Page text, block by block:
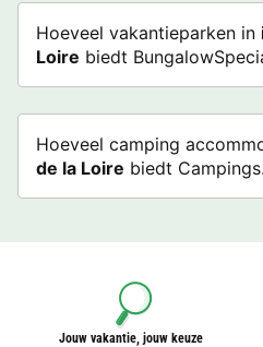
Hoeveel vakantieparken in
Loire biedt
Hoeveel camping
de la Loire biedt
Jouw vakantie, jouw keuze